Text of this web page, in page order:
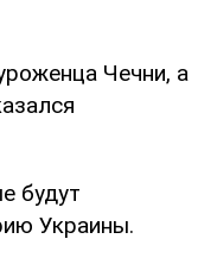
Чечни, а
будут
Украины.